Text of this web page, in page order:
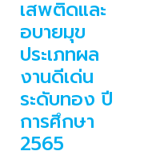
เสพติดและ
อบายมุข
ประเภทผล
งานดีเด่น
ระดับทอง ปี
การศึกษา
2565